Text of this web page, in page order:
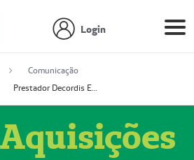
Login
Comunicação
Prestador Decordis Exames Cardiológicos LTDA (51004346-0)